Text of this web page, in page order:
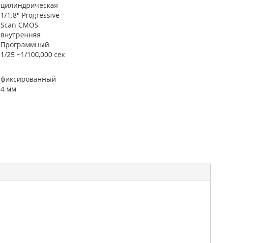
цилиндрическая
1/1.8" Progressive
Scan CMOS
внутренняя
Программный
1/25 ~1/100,000 сек
фиксированный
4 мм